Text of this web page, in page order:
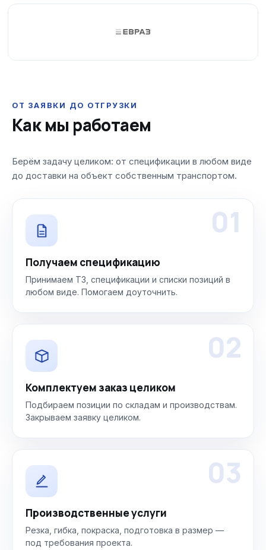
ОТ ЗАЯВКИ ДО ОТГРУЗКИ
Как мы работаем
Берём задачу целиком: от спецификации в любом виде
до доставки на объект собственным транспортом.
01
Получаем спецификацию
Принимаем ТЗ, спецификации и списки позиций в
любом виде. Помогаем доуточнить.
02
Комплектуем заказ целиком
Подбираем позиции по складам и производствам.
Закрываем заявку целиком.
03
Производственные услуги
Резка, гибка, покраска, подготовка в размер —
под требования проекта.